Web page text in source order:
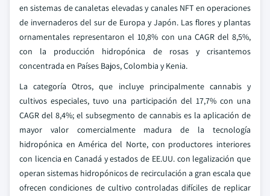
en sistemas de canaletas elevadas y canales NFT en operaciones
de invernaderos del sur de Europa y Japón. Las flores y plantas
ornamentales representaron el 10,8% con una CAGR del 8,5%,
con la producción hidropónica de rosas y crisantemos
concentrada en Países Bajos, Colombia y Kenia.
La categoría Otros, que incluye principalmente cannabis y
cultivos especiales, tuvo una participación del 17,7% con una
CAGR del 8,4%; el subsegmento de cannabis es la aplicación de
mayor valor comercialmente madura de la tecnología
hidropónica en América del Norte, con productores interiores
con licencia en Canadá y estados de EE.UU. con legalización que
operan sistemas hidropónicos de recirculación a gran escala que
ofrecen condiciones de cultivo controladas difíciles de replicar